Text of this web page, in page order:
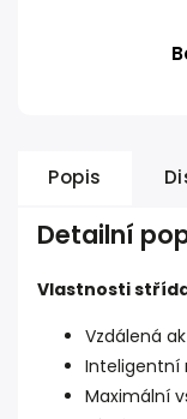
Popis
Detailní
Vlastnosti
Vzdálená
Inteligentní
Maximální